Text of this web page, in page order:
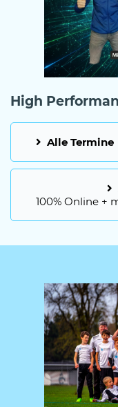
High
Alle Termine
100% Online +